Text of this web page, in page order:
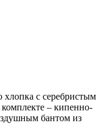
хлопка с серебристым
– кипенно-
бантом из